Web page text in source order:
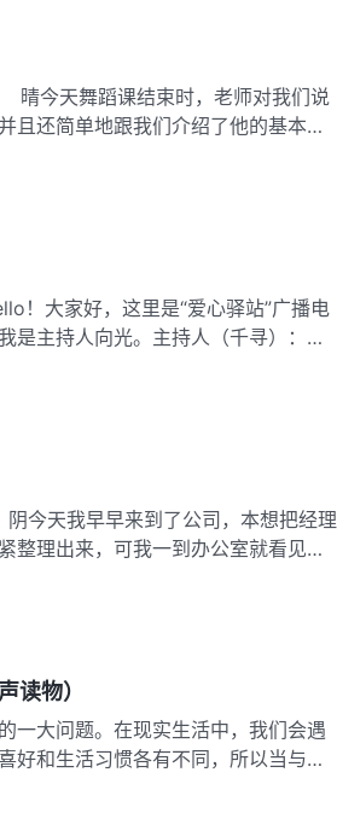
天舞蹈课结束时，老师对我们说
且还简单地跟我们介绍了他的基本情
！大家好，这里是“爱心驿站”广播电
主持人向光。主持人（千寻）：
天我早早来到了公司，本想把经理
整理出来，可我一到办公室就看见佳
读物）
大问题。在现实生活中，我们会遇
好和生活习惯各有不同，所以当与不